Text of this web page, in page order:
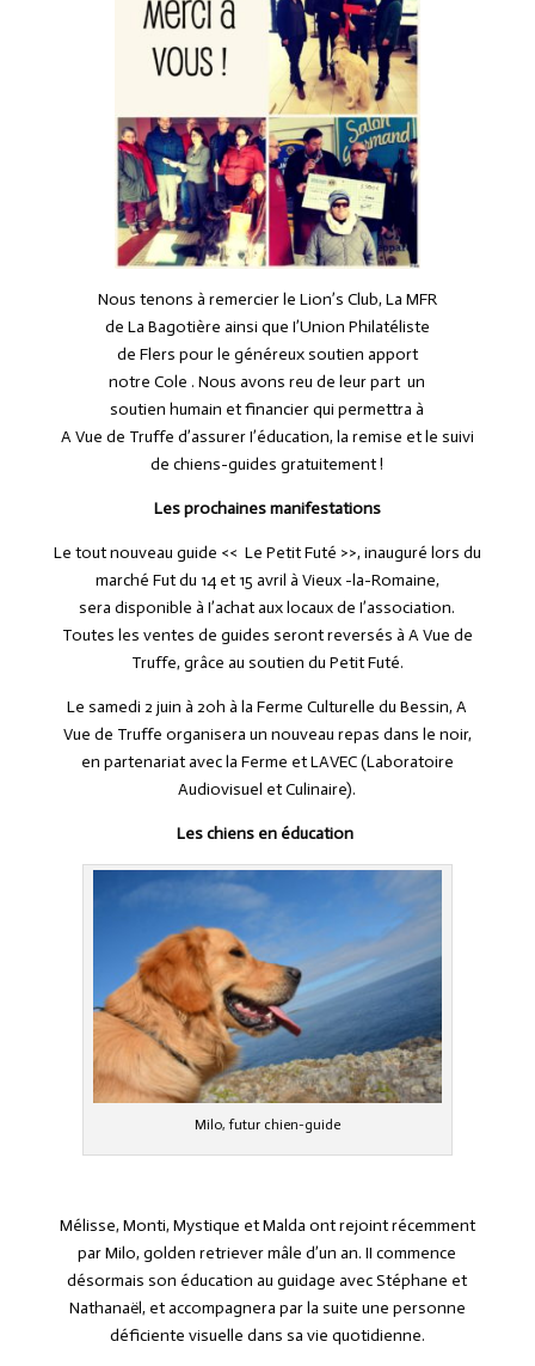
Nous tenons à remercier le Lion’s Club, La MFR
de La Bagotière ainsi que I’Union Philatéliste
de Flers pour le généreux soutien apport
notre Cole . Nous avons reu de leur part un
soutien humain et financier qui permettra à
A Vue de Truffe d’assurer I’éducation, la remise et le suivi
de chiens-guides gratuitement !
Les prochaines manifestations
Le tout nouveau guide << Le Petit Futé >>, inauguré lors du
marché Fut du 14 et 15 avril à Vieux -la-Romaine,
sera disponible à I’achat aux locaux de I’association.
Toutes les ventes de guides seront reversés à A Vue de
Truffe, grâce au soutien du Petit Futé.
Le samedi 2 juin à 20h à la Ferme Culturelle du Bessin, A
Vue de Truffe organisera un nouveau repas dans le noir,
en partenariat avec la Ferme et LAVEC (Laboratoire
Audiovisuel et Culinaire).
Les chiens en éducation
Milo, futur chien-guide
Mélisse, Monti, Mystique et Malda ont rejoint récemment
par Milo, golden retriever mâle d’un an. II commence
désormais son éducation au guidage avec Stéphane et
Nathanaël, et accompagnera par la suite une personne
déficiente visuelle dans sa vie quotidienne.